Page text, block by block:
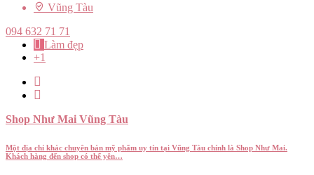
Vũng Tàu
094 632 71 71
Làm đẹp
+1
Shop Như Mai Vũng Tàu
Một địa chỉ khác chuyên bán mỹ phẩm uy tín tại Vũng Tàu chính là Shop Như Mai.
Khách hàng đến shop có thể yên…